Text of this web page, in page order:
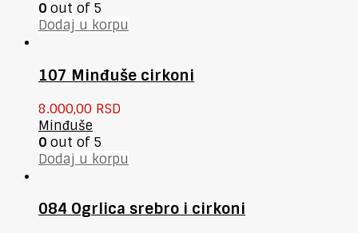
0 out of 5
Dodaj u korpu
107 Minđuše cirkoni
8.000,00 RSD
Minđuše
0 out of 5
Dodaj u korpu
084 Ogrlica srebro i cirkoni